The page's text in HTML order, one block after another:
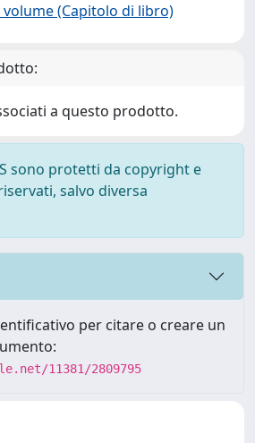
(Capitolo di libro)
a questo prodotto.
sono protetti da copyright e
salvo diversa
per citare o creare un
11381/2809795